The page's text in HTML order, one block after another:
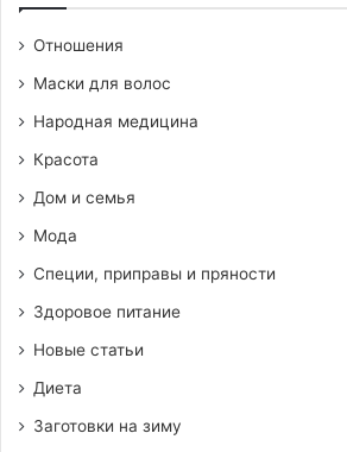
Отношения
Маски для волос
Народная медицина
Красота
Дом и семья
Мода
Специи, приправы и пряности
Здоровое питание
Новые статьи
Диета
Заготовки на зиму